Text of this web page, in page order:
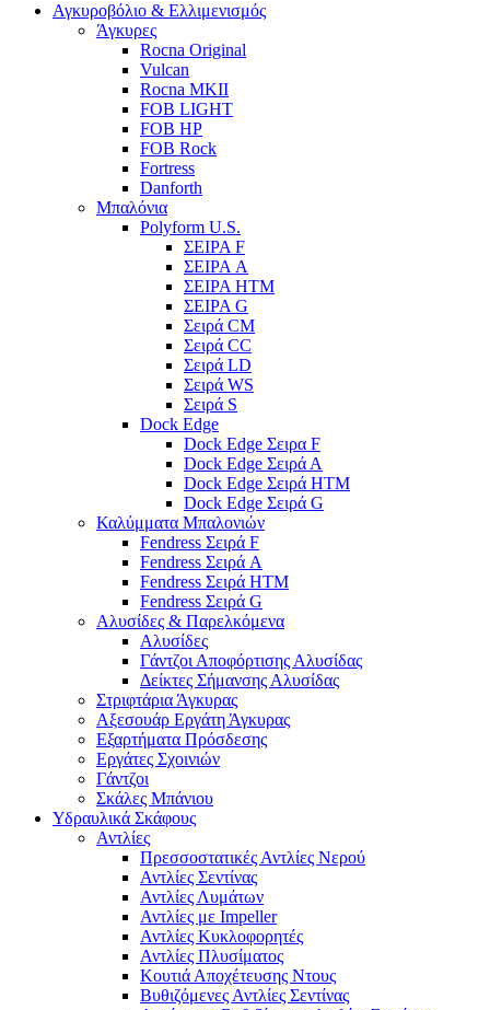
Αγκυροβόλιο & Ελλιμενισμός
Άγκυρες
Rocna Original
Vulcan
Rocna MKII
FOB LIGHT
FOB HP
FOB Rock
Fortress
Danforth
Μπαλόνια
Polyform U.S.
ΣΕΙΡΑ F
ΣΕΙΡΑ A
ΣΕΙΡΑ HTM
ΣΕΙΡΑ G
Σειρά CM
Σειρά CC
Σειρά LD
Σειρά WS
Σειρά S
Dock Edge
Dock Edge Σειρα F
Dock Edge Σειρά Α
Dock Edge Σειρά HTM
Dock Edge Σειρά G
Καλύμματα Μπαλονιών
Fendress Σειρά F
Fendress Σειρά A
Fendress Σειρά HTM
Fendress Σειρά G
Αλυσίδες & Παρελκόμενα
Αλυσίδες
Γάντζοι Αποφόρτισης Αλυσίδας
Δείκτες Σήμανσης Αλυσίδας
Στριφτάρια Άγκυρας
Αξεσουάρ Εργάτη Άγκυρας
Εξαρτήματα Πρόσδεσης
Εργάτες Σχοινιών
Γάντζοι
Σκάλες Μπάνιου
Υδραυλικά Σκάφους
Αντλίες
Πρεσσοστατικές Αντλίες Νερού
Αντλίες Σεντίνας
Αντλίες Λυμάτων
Αντλίες με Impeller
Αντλίες Κυκλοφορητές
Αντλίες Πλυσίματος
Κουτιά Αποχέτευσης Ντους
Βυθιζόμενες Αντλίες Σεντίνας